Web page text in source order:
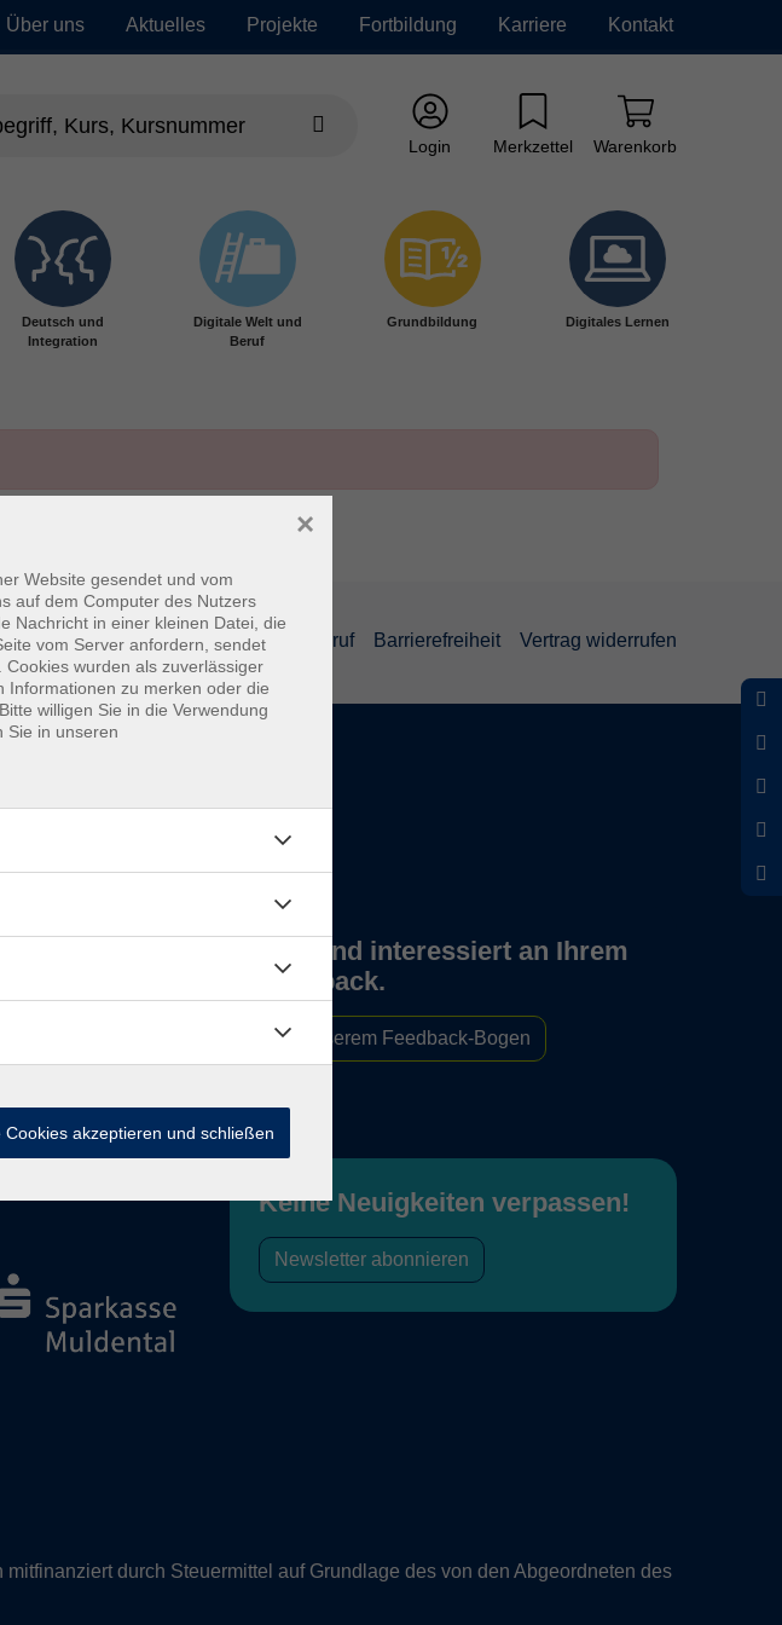
Über uns Aktuelles Projekte Fortbildung Karriere Kontakt
Login Merkzettel Warenkorb
Deutsch und
Integration
Digitale Welt und
Beruf
Grundbildung Digitales Lernen
AGB und Widerruf Barrierefreiheit Vertrag widerrufen
Wir sind interessiert an Ihrem
Feedback.
Zu unserem Feedback-Bogen
Keine Neuigkeiten verpassen!
Newsletter abonnieren
durch Steuermittel auf Grundlage des von den Abgeordneten des
Website gesendet und vom
auf dem Computer des Nutzers
Nachricht in einer kleinen Datei, die
vom Server anfordern, sendet
wurden als zuverlässiger
Informationen zu merken oder die
willigen Sie in die Verwendung
Sie in unseren
×
Cookies akzeptieren und schließen